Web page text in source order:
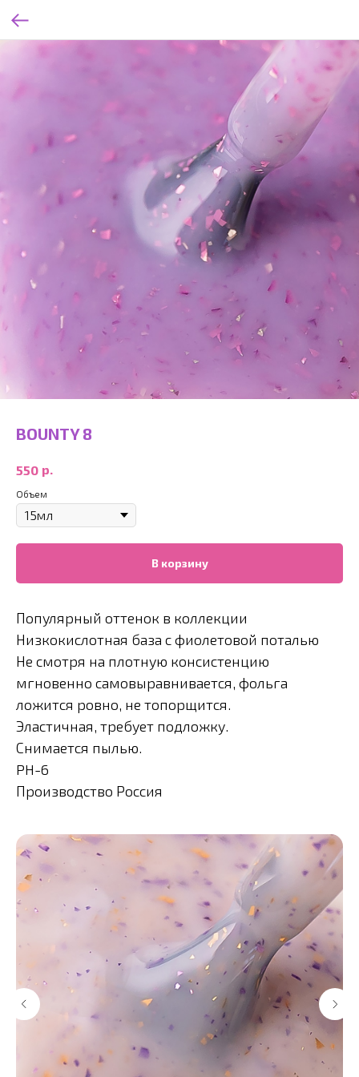
BOUNTY 8
550 р.
Объем
В корзину
Популярный оттенок в коллекции
Низкокислотная база с фиолетовой поталью
Не смотря на плотную консистенцию
мгновенно самовыравнивается, фольга
ложится ровно, не топорщится.
Эластичная, требует подложку.
Снимается пылью.
PH-6
Производство Россия